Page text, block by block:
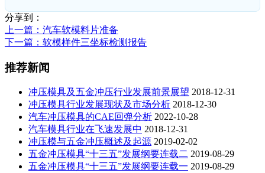
分享到：
上一篇 ：汽车软模料片准备
下一篇 ：软模样件三坐标检测报告
推荐新闻
冲压模具及五金冲压行业发展前景展望 2018-12-31
冲压模具行业发展现状及市场分析 2018-12-30
汽车冲压模具的CAE回弹分析 2022-10-28
汽车模具行业在飞速发展中 2018-12-31
冲压模与五金冲压概述及起源 2019-02-02
五金冲压模具“十三五”发展纲要连载二 2019-08-29
五金冲压模具“十三五”发展纲要连载一 2019-08-29